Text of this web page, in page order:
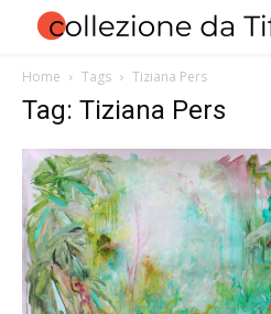
Home Tags Tiziana Pers
Tag: Tiziana Pers